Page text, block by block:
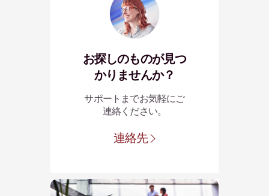
お探しのものが見つ
かりませんか？
サポートまでお気軽にご
連絡ください。
連絡先